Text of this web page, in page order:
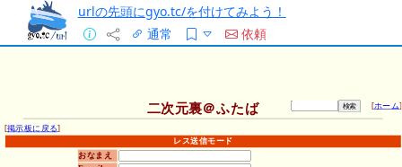
urlの先頭にgyo.tc/を付けてみよう！
通常
依頼